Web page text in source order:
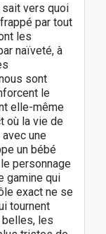
sait vers quoi
par tout
les
naïveté, à
sont
le
elle-même
où la vie de
une
un bébé
personnage
gamine qui
exact ne se
tournent
les